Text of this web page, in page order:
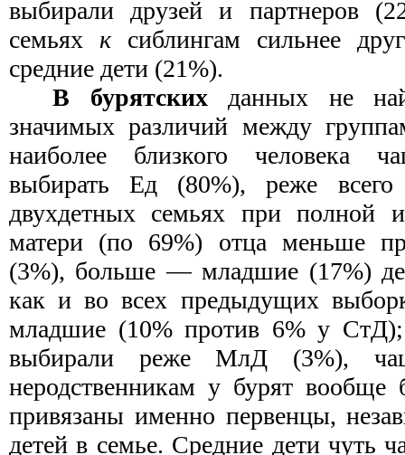
выбирали друзей и партнеров
семьях к сиблингам сильнее
средние дети (21%).
В бурятских данных не
значимых различий между
наиболее близкого человека
выбирать Ед (80%), реже
двухдетных семьях при полной
матери (по 69%) отца меньше
(3%), больше — младшие (17%)
как и во всех предыдущих
младшие (10% против 6% у СтД);
выбирали реже МлД (3%),
неродственникам у бурят
привязаны именно первенцы,
детей в семье. Средние дети чуть